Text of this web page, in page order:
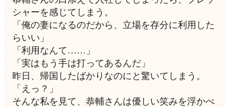
シャーを感じてしまう。
「俺の妻になるのだから、立場を存分に利用した
らいい」
「利用なんて……」
「実はもう手は打ってあるんだ」
昨日、帰国したばかりなのにと驚いてしまう。
「えっ？」
そんな私を見て、恭輔さんは優しい笑みを浮かべ